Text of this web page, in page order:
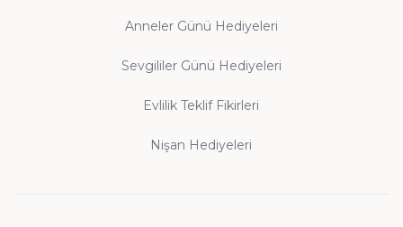
Anneler Günü Hediyeleri
Sevgililer Günü Hediyeleri
Evlilik Teklif Fikirleri
Nişan Hediyeleri